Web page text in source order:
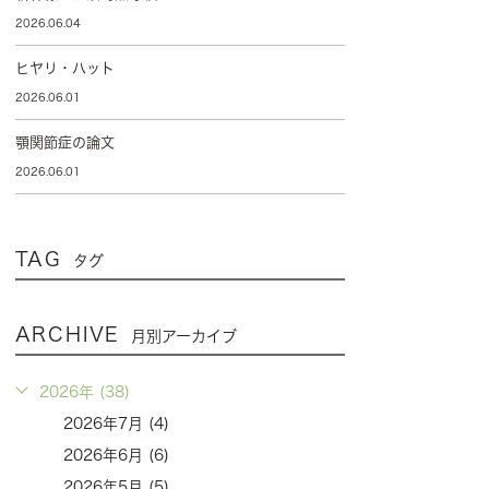
2026.06.04
ヒヤリ・ハット
2026.06.01
顎関節症の論文
2026.06.01
TAG タグ
ARCHIVE 月別アーカイブ
2026年 (38)
2026年7月 (4)
2026年6月 (6)